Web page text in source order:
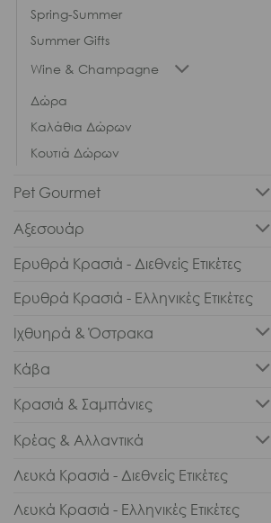
Spring-Summer
Summer Gifts
Wine & Champagne
Δώρα
Καλάθια Δώρων
Κουτιά Δώρων
Pet Gourmet
Αξεσουάρ
Ερυθρά Κρασιά - Διεθνείς Ετικέτες
Ερυθρά Κρασιά - Ελληνικές Ετικέτες
Ιχθυηρά & Όστρακα
Κάβα
Κρασιά & Σαμπάνιες
Κρέας & Αλλαντικά
Λευκά Κρασιά - Διεθνείς Ετικέτες
Λευκά Κρασιά - Ελληνικές Ετικέτες